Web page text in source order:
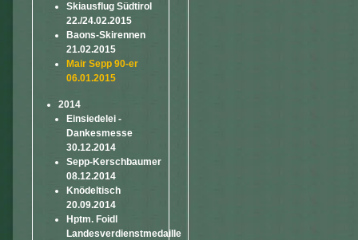
Skiausflug Südtirol
22./24.02.2015
Baons-Skirennen
21.02.2015
Mair Sepp 90-er
06.01.2015
2014
Einsiedelei -
Dankesmesse
30.12.2014
Sepp-Kerschbaumer
08.12.2014
Knödeltisch
20.09.2014
Hptm. Foidl
Landesverdienstmedaille